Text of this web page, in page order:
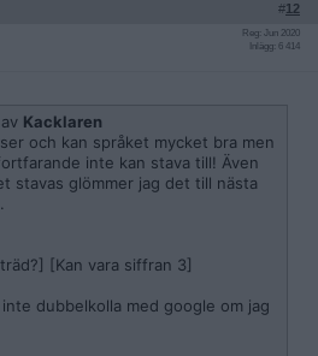
#12
Reg: Jun 2020
Inlägg: 6 414
Kacklaren
och kan språket mycket bra men
inte kan stava till! Även
stavas glömmer jag det till nästa
[Kan vara siffran 3]
dubbelkolla med google om jag